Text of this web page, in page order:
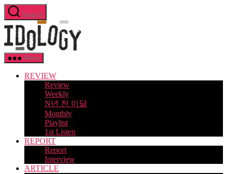
Skip
to
the
content
Search
Menu
REVIEW
Review
Weekly
N년 전 이달
Monthly
Playlist
1st Listen
REPORT
Report
Interview
ARTICLE